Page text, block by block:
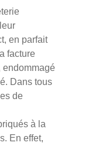
en parfait
facture
endommagé
Dans tous
de
à la
En effet,